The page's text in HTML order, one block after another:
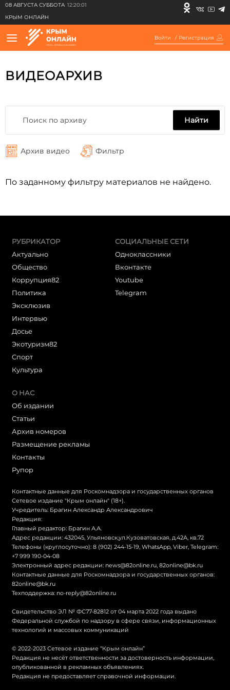
08 АВГУСТА СУББОТА 12:20:01
КРЫМ ОНЛАЙН
Войти / Регистрация
ВИДЕОАРХИВ
Найти
Архив видео Фильтр
По заданному фильтру материалов не найдено.
РУБРИКАТОР
Актуально
Общество
Коррупция82
Политика
Эксклюзив
Интервью
Досье
Экотуризм82
Cпорт
Культура
СОЦИАЛЬНЫЕ СЕТИ
Одноклассники
Вконтакте
Youtube
Telegram
О НАС
Об издании
Статьи
Архив номеров
Размещение рекламы
Контакты
Рупор
Контактные данные для Роскомнадзора и государственных органов
Сетевое издание "Крым онлайн" (18+).
Учредитель: Брагин Александр Александрович
Редакция:
Главный редактор: Брагин А.А.
Адрес редакции: 432045, Ульяновск,ул.Кузоватовская, д.42А, кв.72
Телефоны (круглосуточно): 8 (902) 244-15-19, WhatsApp, Viber, Telegram:
+7 999 190-04-08
Электронный адрес редакции: news@82online.ru, 82online@bk.ru
Контактные данные для Роскомнадзора и государственных органов:
82online@bk.ru
Техподдержка: no-reply@82online.ru
Свидетельство ЭЛ № ФС77-82812 от 04 марта 2022 года выдано
Федеральной службой по надзору в сфере связи, информационных
технологий и массовых коммуникаций
© 2022-2023 Сетевое издание “Крым онлайн”
Редакция не несёт ответственности за достоверность информации,
опубликованной в рекламных объявлениях.
Редакция не предоставляет справочной информации.